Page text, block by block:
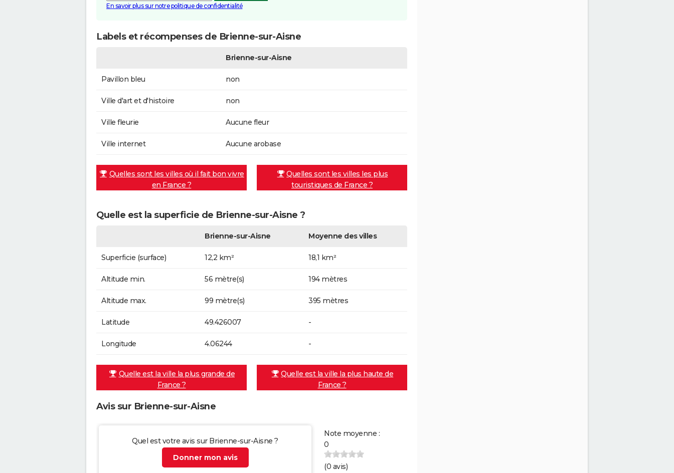
En savoir plus sur notre politique de confidentialité
Labels et récompenses de Brienne-sur-Aisne
Brienne-sur-Aisne
Pavillon bleu non
Ville d'art et d'histoire non
Ville fleurie Aucune fleur
Ville internet Aucune arobase
Quelles sont les villes où il fait bon vivre
en France ?
Quelles sont les villes les plus
touristiques de France ?
Quelle est la superficie de Brienne-sur-Aisne ?
Brienne-sur-Aisne Moyenne des villes
Superficie (surface) 12,2 km² 18,1 km²
Altitude min. 56 mètre(s) 194 mètres
Altitude max. 99 mètre(s) 395 mètres
Latitude 49.426007 -
Longitude 4.06244 -
Quelle est la ville la plus grande de
France ?
Quelle est la ville la plus haute de
France ?
Avis sur Brienne-sur-Aisne
Quel est votre avis sur Brienne-sur-Aisne ?
Donner mon avis
Note moyenne :
0
(0 avis)